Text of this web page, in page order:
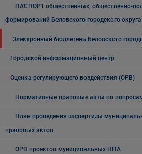
ПАСПОРТ общественных, общественно-
формирований Беловского городского округа
Электронный бюллетень Беловского
Городской информационный центр
Оценка регулирующего воздействия (ОРВ)
Нормативные правовые акты по
План проведения экспертизы
правовых актов
ОРВ проектов муниципальных НПА